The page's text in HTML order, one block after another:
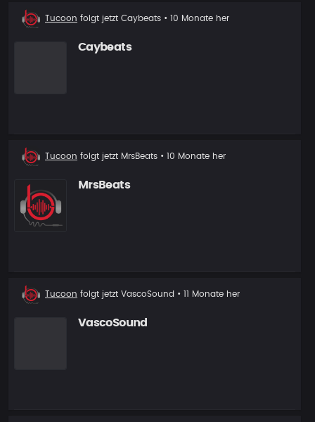
Neuer
Tucoon folgt jetzt Caybeats • 10 Monate her
Caybeats
Neuer
Tucoon folgt jetzt MrsBeats • 10 Monate her
MrsBeats
Neuer
Tucoon folgt jetzt VascoSound • 11 Monate her
VascoSound